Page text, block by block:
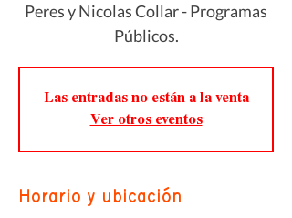
Peres y Nicolas Collar - Programas
Públicos.
Las entradas no están a la venta
Ver otros eventos
Horario y ubicación